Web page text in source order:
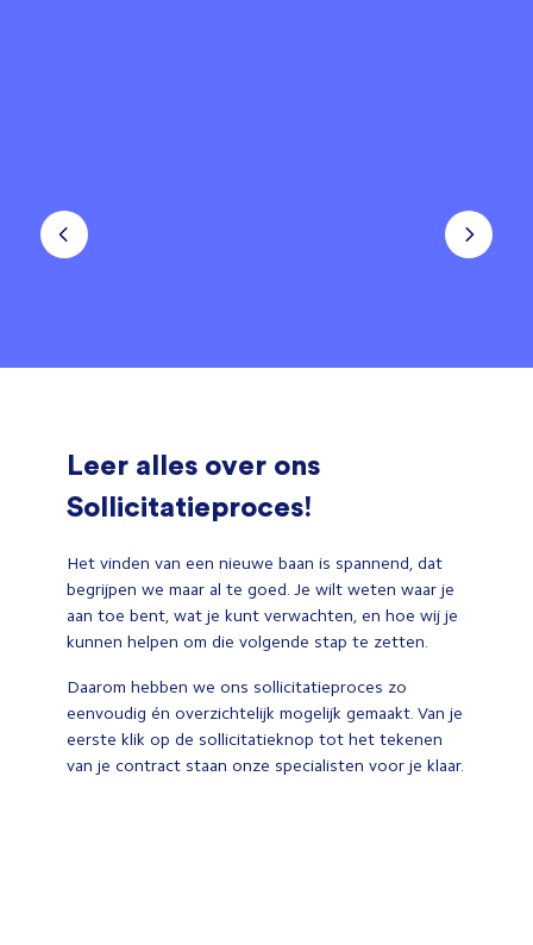
Leer alles over ons
Sollicitatieproces!
Het vinden van een nieuwe baan is spannend, dat
begrijpen we maar al te goed. Je wilt weten waar je
aan toe bent, wat je kunt verwachten, en hoe wij je
kunnen helpen om die volgende stap te zetten.
Daarom hebben we ons sollicitatieproces zo
eenvoudig én overzichtelijk mogelijk gemaakt. Van je
eerste klik op de sollicitatieknop tot het tekenen
van je contract staan onze specialisten voor je klaar.